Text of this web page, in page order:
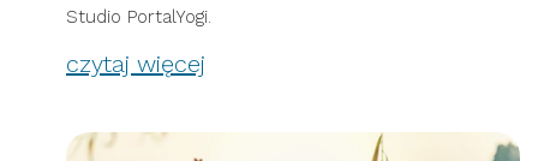
Studio PortalYogi.
czytaj więcej